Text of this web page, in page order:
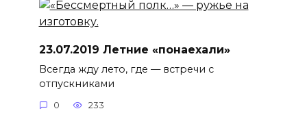
23.07.2019 Летние «понаехали»
Всегда жду лето, где — встречи с
отпускниками
0 233